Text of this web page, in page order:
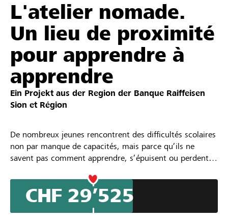
DE FR IT
L'atelier nomade.
Un lieu de proximité
pour apprendre à
apprendre
Ein Projekt aus der Region der Banque Raiffeisen
Sion et Région
De nombreux jeunes rencontrent des difficultés scolaires
non par manque de capacités, mais parce qu’ils ne
savent pas comment apprendre, s’épuisent ou perdent
scolaire 2026-2027 des accompagnements individuels
afin de les aider à comprendre leur fonctionnement
d’apprentissage, à développer des stratégies adaptées, à
CHF 29’525